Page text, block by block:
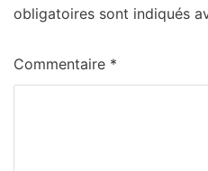
obligatoires sont indiqués
Commentaire *